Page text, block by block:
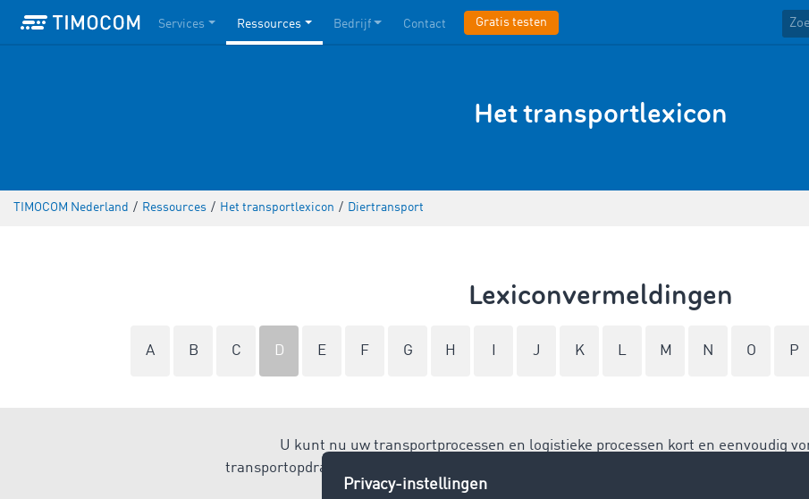
Services Ressources Bedrijf Contact Gratis testen
Het transportlexicon
TIMOCOM Nederland / Ressources / Het transportlexicon / Diertransport
Lexiconvermeldingen
A B C D E F G H J K L M N O P
U kunt nu uw transportprocessen en logistieke processen kort en eenvoudig
transportopdrachten zoekt, uitvoert of vergeeft, op onze
, u
uw behoeften en digitaliseringsgraad.